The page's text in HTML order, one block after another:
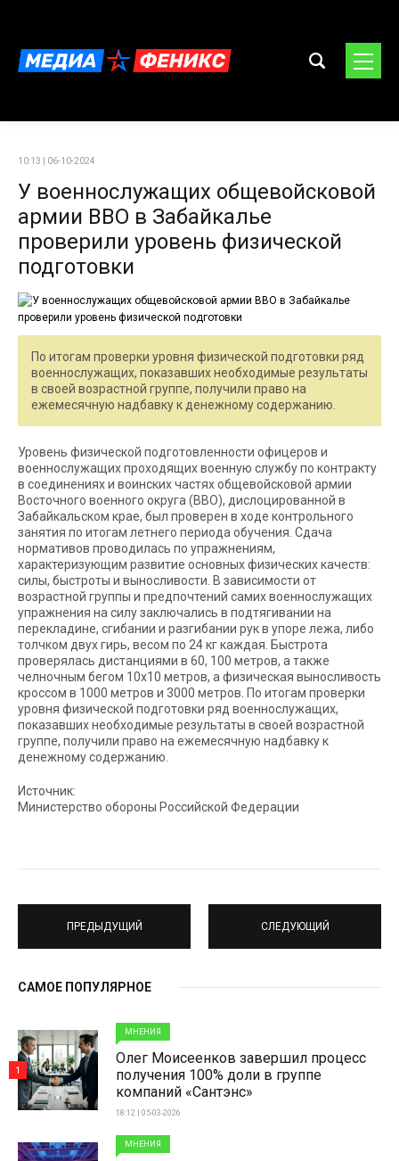
10:13 | 06-10-2024
У военнослужащих общевойсковой
армии ВВО в Забайкалье
проверили уровень физической
подготовки
По итогам проверки уровня физической подготовки ряд
военнослужащих, показавших необходимые результаты
в своей возрастной группе, получили право на
ежемесячную надбавку к денежному содержанию.
Уровень физической подготовленности офицеров и
военнослужащих проходящих военную службу по контракту
в соединениях и воинских частях общевойсковой армии
Восточного военного округа (ВВО), дислоцированной в
Забайкальском крае, был проверен в ходе контрольного
занятия по итогам летнего периода обучения. Сдача
нормативов проводилась по упражнениям,
характеризующим развитие основных физических качеств:
силы, быстроты и выносливости. В зависимости от
возрастной группы и предпочтений самих военнослужащих
упражнения на силу заключались в подтягивании на
перекладине, сгибании и разгибании рук в упоре лежа, либо
толчком двух гирь, весом по 24 кг каждая. Быстрота
проверялась дистанциями в 60, 100 метров, а также
челночным бегом 10х10 метров, а физическая выносливость
кроссом в 1000 метров и 3000 метров. По итогам проверки
уровня физической подготовки ряд военнослужащих,
показавших необходимые результаты в своей возрастной
группе, получили право на ежемесячную надбавку к
денежному содержанию.
Источник:
Министерство обороны Российской Федерации
ПРЕДЫДУЩИЙ СЛЕДУЮЩИЙ
САМОЕ ПОПУЛЯРНОЕ
МНЕНИЯ
Олег Моисеенков завершил процесс
получения 100% доли в группе
компаний «Сантэнс»
18:12 | 05-03-2026
1
МНЕНИЯ